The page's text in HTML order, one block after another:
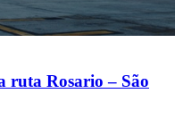
ruta Rosario – São